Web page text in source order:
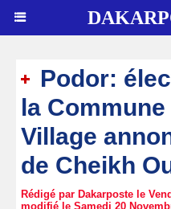
Podor:
la
Village
de Cheikh
Rédigé par Dakarposte le
modifié le Samedi 20